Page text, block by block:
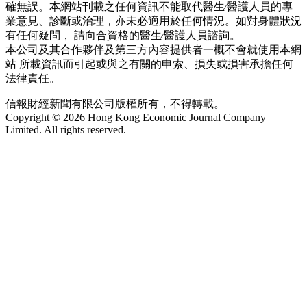
確無誤。本網站刊載之任何資訊不能取代醫生∕醫護人員的專
業意見、診斷或治理，亦未必適用於任何情況。如對身體狀況
有任何疑問， 請向合資格的醫生∕醫護人員諮詢。
本公司及其合作夥伴及第三方內容提供者一概不會就使用本網
站 所載資訊而引起或與之有關的申索、損失或損害承擔任何
法律責任。
信報財經新聞有限公司版權所有，不得轉載。
Copyright © 2026 Hong Kong Economic Journal Company
Limited. All rights reserved.